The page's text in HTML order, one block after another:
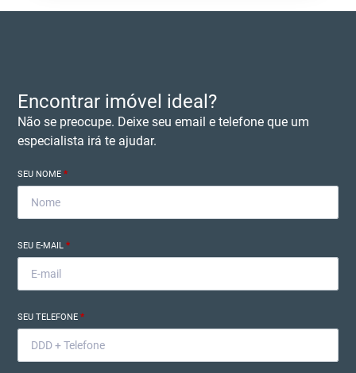
Encontrar imóvel ideal?
Não se preocupe. Deixe seu email e telefone que um
especialista irá te ajudar.
SEU NOME*
SEU E-MAIL*
SEU TELEFONE*